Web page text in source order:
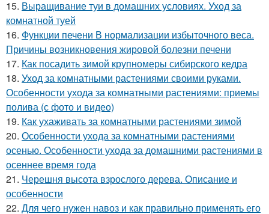
15. Выращивание туи в домашних условиях. Уход за
комнатной туей
16. Функции печени В нормализации избыточного веса.
Причины возникновения жировой болезни печени
17. Как посадить зимой крупномеры сибирского кедра
18. Уход за комнатными растениями своими руками.
Особенности ухода за комнатными растениями: приемы
полива (с фото и видео)
19. Как ухаживать за комнатными растениями зимой
20. Особенности ухода за комнатными растениями
осенью. Особенности ухода за домашними растениями в
осеннее время года
21. Черешня высота взрослого дерева. Описание и
особенности
22. Для чего нужен навоз и как правильно применять его